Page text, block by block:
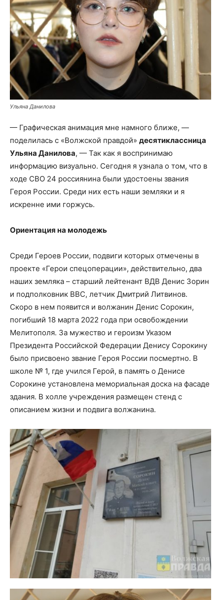
Ульяна Данилова
— Графическая анимация мне намного ближе, —
поделилась с «Волжской правдой» десятиклассница
Ульяна Данилова, — Так как я воспринимаю
информацию визуально. Сегодня я узнала о том, что в
ходе СВО 24 россиянина были удостоены звания
Героя России. Среди них есть наши земляки и я
искренне ими горжусь.
Ориентация на молодежь
Среди Героев России, подвиги которых отмечены в
проекте «Герои спецоперации», действительно, два
наших земляка – старший лейтенант ВДВ Денис Зорин
и подполковник ВВС, летчик Дмитрий Литвинов.
Скоро в нем появится и волжанин Денис Сорокин,
погибший 18 марта 2022 года при освобождении
Мелитополя. За мужество и героизм Указом
Президента Российской Федерации Денису Сорокину
было присвоено звание Героя России посмертно. В
школе № 1, где учился Герой, в память о Денисе
Сорокине установлена мемориальная доска на фасаде
здания. В холле учреждения размещен стенд с
описанием жизни и подвига волжанина.